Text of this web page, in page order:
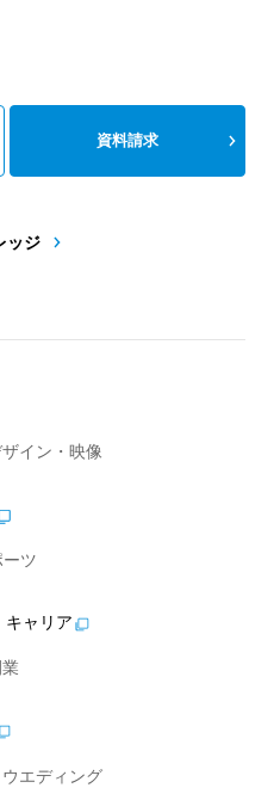
ッジ
資料請求
イン・映像
ツ
キャリア
エディング